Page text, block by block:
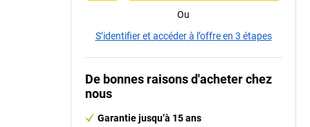
Ou
S’identifier et accéder à l’offre en 3 étapes
De bonnes raisons d'acheter chez
nous
Garantie jusqu’à 15 ans